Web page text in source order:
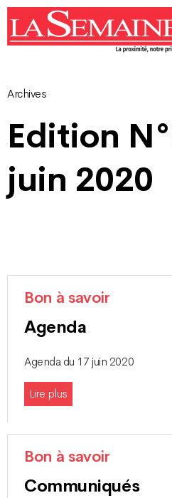
Archives
Edition
juin 2020
Bon à savoir
Agenda
Agenda du 17 juin 2020
Lire plus
Bon à savoir
Communiqués
Navigation
des
articles